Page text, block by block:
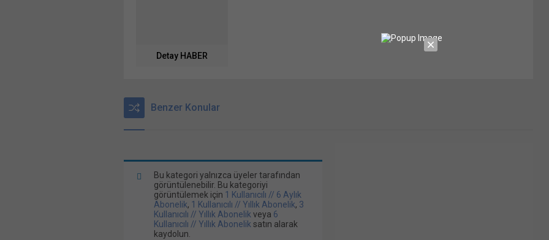
Detay HABER
Benzer Konular
Bu kategori yalnızca üyeler tarafından
görüntülenebilir. Bu kategoriyi
görüntülemek için 1 Kullanıcılı // 6 Aylık
Abonelik, 1 Kullanıcılı // Yıllık Abonelik, 3
Kullanıcılı // Yıllık Abonelik veya 6
Kullanıcılı // Yıllık Abonelik satın alarak
kaydolun.